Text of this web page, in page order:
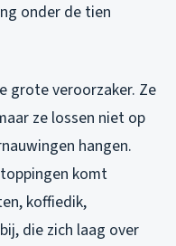
onder de tien
grote veroorzaker. Ze
ze lossen niet op
hangen.
komt
koffiedik,
die zich laag over